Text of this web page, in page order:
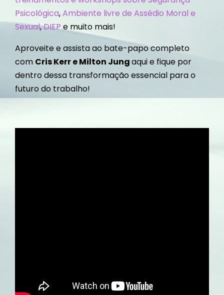
Psicológica,Ambiente livre de Assédio Moral e
Sexual,DIEPe muito mais!
Aproveite e assista ao bate-papo completo
com Cris Kerr e Milton Jungaqui e fique por
dentro dessa transformação essencial para o
futuro do trabalho!